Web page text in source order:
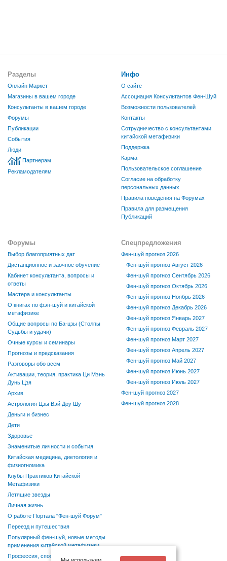
Разделы
Онлайн Маркет
Магазины в вашем городе
Консультанты в вашем городе
Форумы
Публикации
События
Люди
Партнерам
Рекламодателям
Инфо
О сайте
Ассоциация Консультантов Фен-Шуй
Возможности пользователей
Контакты
Сотрудничество с консультантами
китайской метафизики
Поддержка
Карма
Пользовательское соглашение
Согласие на обработку
персональных данных
Правила поведения на Форумах
Правила для размещения
Публикаций
Форумы
Выбор благоприятных дат
Дистанционное и заочное обучение
Кабинет консультанта, вопросы и
ответы
Мастера и консультанты
О книгах по фэн-шуй и китайской
метафизике
Общие вопросы по Ба-цзы (Столпы
Судьбы и удачи)
Очные курсы и семинары
Прогнозы и предсказания
Разговоры обо всем
Активации, теория, практика Ци Мэнь
Дунь Цзя
Архив
Астрология Цзы Вэй Доу Шу
Деньги и бизнес
Дети
Здоровье
Знаменитые личности и события
Китайская медицина, диетология и
физиогномика
Клубы Практиков Китайской
Метафизики
Летящие звезды
Личная жизнь
О работе Портала "Фен-шуй Форум"
Переезд и путешествия
Популярный фен-шуй, новые методы
применения китайской метафизики
Профессия, способности, хобби
Спецпредложения
Фен-шуй прогноз 2026
Фен-шуй прогноз Август 2026
Фен-шуй прогноз Сентябрь 2026
Фен-шуй прогноз Октябрь 2026
Фен-шуй прогноз Ноябрь 2026
Фен-шуй прогноз Декабрь 2026
Фен-шуй прогноз Январь 2027
Фен-шуй прогноз Февраль 2027
Фен-шуй прогноз Март 2027
Фен-шуй прогноз Апрель 2027
Фен-шуй прогноз Май 2027
Фен-шуй прогноз Июнь 2027
Фен-шуй прогноз Июль 2027
Фен-шуй прогноз 2027
Фен-шуй прогноз 2028